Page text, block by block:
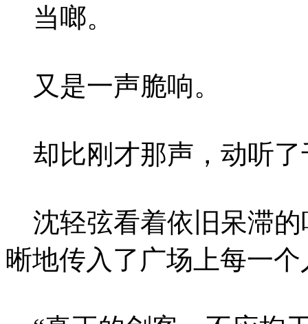
当啷。
又是一声脆响。
却比刚才那声，动听了
沈轻弦看着依旧呆滞的
晰地传入了广场上每一